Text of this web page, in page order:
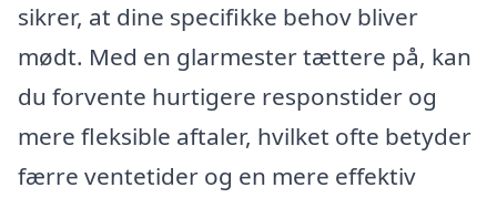
sikrer, at dine specifikke behov bliver
mødt. Med en glarmester tættere på, kan
du forvente hurtigere responstider og
mere fleksible aftaler, hvilket ofte betyder
færre ventetider og en mere effektiv